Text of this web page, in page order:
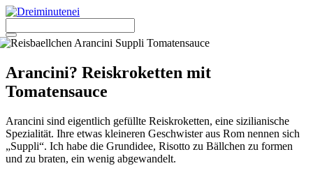
Zum
springen
Menü
Arancini? Reiskroketten mit
Tomatensauce
Aran­ci­ni sind eigent­lich gefüll­te Reis­kro­ket­ten, eine sizi­lia­ni­sche
Spe­zia­li­tät. Ihre etwas klei­ne­ren Geschwis­ter aus Rom nen­nen sich
„Sup­pli“. Ich habe die Grund­idee, Risot­to zu Bäll­chen zu for­men
und zu bra­ten, ein wenig abge­wan­delt.